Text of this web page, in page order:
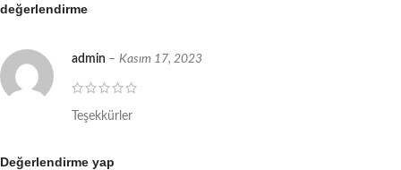
değerlendirme
admin – Kasım 17, 2023
Teşekkürler
Değerlendirme yap